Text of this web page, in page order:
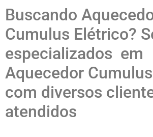
Buscando
Cumulus Elétrico?
especializados em
Aquecedor
com diversos
atendidos